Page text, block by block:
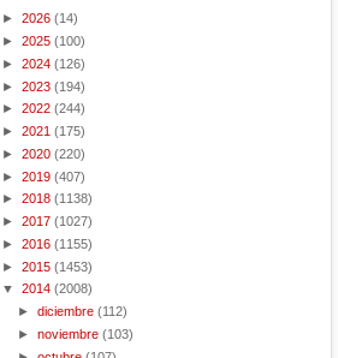
► 2026 (14)
► 2025 (100)
► 2024 (126)
► 2023 (194)
► 2022 (244)
► 2021 (175)
► 2020 (220)
► 2019 (407)
► 2018 (1138)
► 2017 (1027)
► 2016 (1155)
► 2015 (1453)
▼ 2014 (2008)
►diciembre (112)
►noviembre (103)